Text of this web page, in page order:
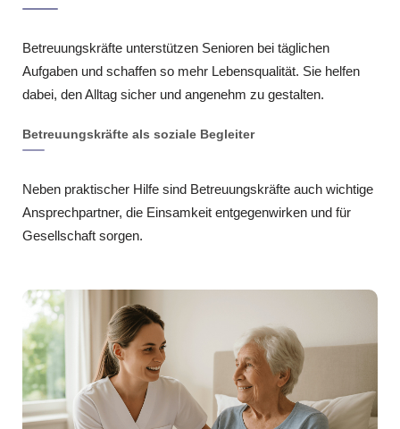
Betreuungskräfte unterstützen Senioren bei täglichen
Aufgaben und schaffen so mehr Lebensqualität. Sie helfen
dabei, den Alltag sicher und angenehm zu gestalten.
Betreuungskräfte als soziale Begleiter
Neben praktischer Hilfe sind Betreuungskräfte auch wichtige
Ansprechpartner, die Einsamkeit entgegenwirken und für
Gesellschaft sorgen.